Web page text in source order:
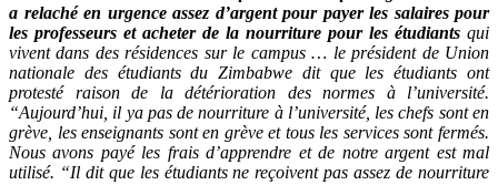
a relaché en urgence assez d’argent pour payer les salaires pour
les professeurs et acheter de la nourriture pour les étudiants qui
vivent dans des résidences sur le campus … le président de Union
nationale des étudiants du Zimbabwe dit que les étudiants ont
protesté raison de la détérioration des normes à l’université.
“Aujourd’hui, il ya pas de nourriture à l’université, les chefs sont en
grève, les enseignants sont en grève et tous les services sont fermés.
Nous avons payé les frais d’apprendre et de notre argent est mal
utilisé. “Il dit que les étudiants ne reçoivent pas assez de nourriture